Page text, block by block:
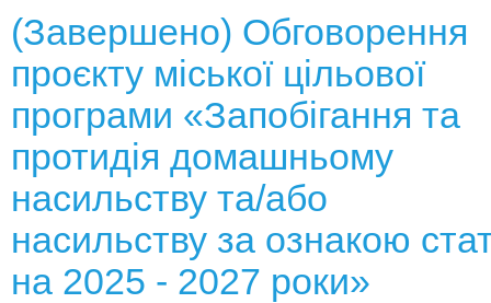
(Завершено) Обговорення
проєкту міської цільової
програми «Запобігання та
протидія домашньому
насильству та/або
насильству за ознакою
на 2025 - 2027 роки»